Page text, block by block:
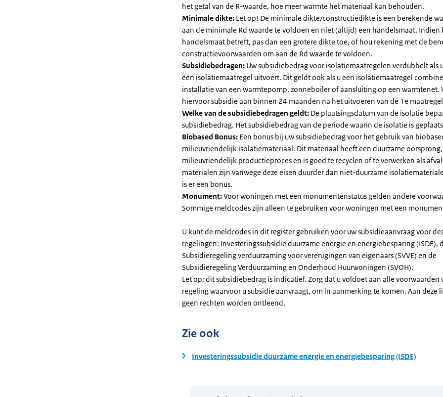
het getal van de R-waarde, hoe meer warmte het materiaal kan behouden.
Minimale dikte: Let op! De minimale dikte/constructiedikte is een berekende
aan de minimale Rd waarde te voldoen en niet (altijd) een handelsmaat. Indien
handelsmaat betreft, pas dan een grotere dikte toe, of hou rekening met de
constructievoorwaarden om aan de Rd waarde te voldoen.
Subsidiebedragen: Uw subsidiebedrag voor isolatiemaatregelen verdubbelt als
één isolatiemaatregel uitvoert. Dit geldt ook als u een isolatiemaatregel
installatie van een warmtepomp, zonneboiler of aansluiting op een warmtenet.
hiervoor subsidie aan binnen 24 maanden na het uitvoeren van de 1e
Welke van de subsidiebedragen geldt: De plaatsingsdatum van de isolatie
subsidiebedrag. Het subsidiebedrag van de periode waarin de isolatie is
Biobased Bonus: Een bonus bij uw subsidiebedrag voor het gebruik van
milieuvriendelijk isolatiemateriaal. Dit materiaal heeft een duurzame oorsprong,
milieuvriendelijk productieproces en is goed te recyclen of te verwerken als
materialen zijn vanwege deze eisen duurder dan niet-duurzame
is er een bonus.
Monument:Voor woningen met een monumentenstatus gelden andere
Sommige meldcodes zijn alleen te gebruiken voor woningen met een
U kunt de meldcodes in dit register gebruiken voor uw subsidieaanvraag voor
regelingen: Investeringssubsidie duurzame energie en energiebesparing (ISDE),
Subsidieregeling verduurzaming voor verenigingen van eigenaars (SVVE) en de
Subsidieregeling Verduurzaming en Onderhoud Huurwoningen (SVOH).
Let op: dit subsidiebedrag is indicatief. Zorg dat u voldoet aan alle voorwaarden
regeling waarvoor u subsidie aanvraagt, om in aanmerking te komen. Aan deze
geen rechten worden ontleend.
Zie ook
Investeringssubsidie duurzame energie en energiebesparing (ISDE)